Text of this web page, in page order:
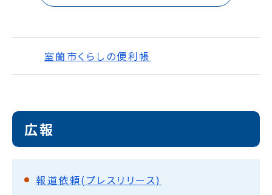
室蘭市くらしの便利帳
広報
報道依頼(プレスリリース)